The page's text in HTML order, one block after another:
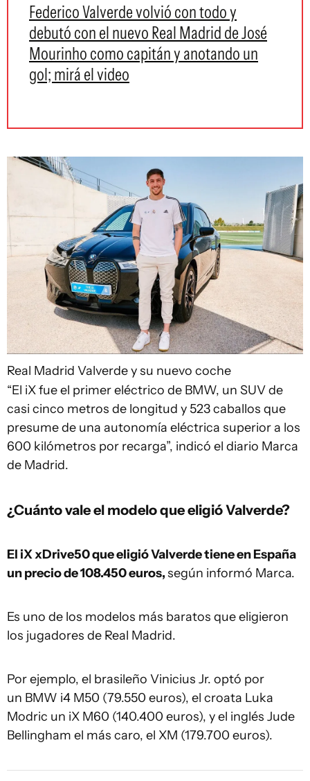
Federico Valverde volvió con todo y
debutó con el nuevo Real Madrid de José
Mourinho como capitán y anotando un
gol; mirá el video
Real Madrid Valverde y su nuevo coche
“El iX fue el primer eléctrico de BMW, un SUV de
casi cinco metros de longitud y 523 caballos que
presume de una autonomía eléctrica superior a los
600 kilómetros por recarga”, indicó el diario Marca
de Madrid.
¿Cuánto vale el modelo que eligió Valverde?
El iX xDrive50 que eligió Valverde tiene en España
un precio de 108.450 euros,según informó Marca.
Es uno de los modelos más baratos que eligieron
los jugadores de Real Madrid.
Por ejemplo, el brasileño Vinicius Jr. optó por
un BMW i4 M50 (79.550 euros), el croata Luka
Modric un iX M60 (140.400 euros), y el inglés Jude
Bellingham el más caro, el XM (179.700 euros).